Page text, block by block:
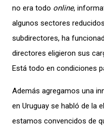
no era todo online,
algunos sectores
subdirectores, ha
directores eligieron sus
Está todo en condiciones
Además agregamos una
en Uruguay se habló de la
estamos convencidos de